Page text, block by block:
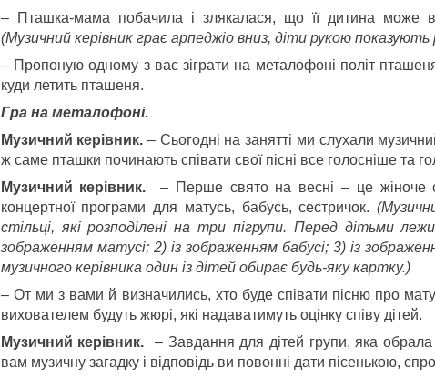
– Пташка-мама побачила і злякалася, що її дитина може
(Музичний керівник грає арпеджіо вниз, діти рукою показують
– Пропоную одному з вас зіграти на металофоні політ
куди летить пташеня.
Гра на металофоні.
Музичний керівник. – Сьогодні на занятті ми слухали
ж саме пташки починають співати свої пісні все голосніше та
Музичний керівник.
– Перше свято на весні – це жіноче
концертної програми для матусь, бабусь, сестричок.
стільці, які розподілені на три пігрупи. Перед дітьми
зображенням матусі; 2) із зображенням бабусі; 3) із
музичного керівника один із дітей обирає будь-яку картку.)
– От ми з вами й визначились, хто буде співати пісню про
вихователем будуть жюрі, які надаватимуть оцінку співу дітей.
Музичний керівник.
– Завдання для дітей групи, яка
вам музичну загадку і відповідь ви повонні дати пісенькою,